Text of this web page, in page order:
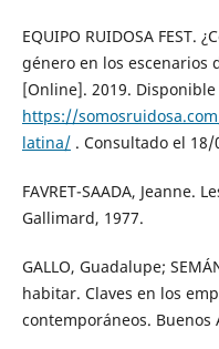
EQUIPO RUIDOSA FEST.
género en los escenarios
[Online]. 2019. Disponible
https://
latina/. Consultado el 18/
FAVRET-SAADA, Jeanne.
Gallimard, 1977.
GALLO, Guadalupe;
habitar. Claves en los
contemporáneos. Buenos